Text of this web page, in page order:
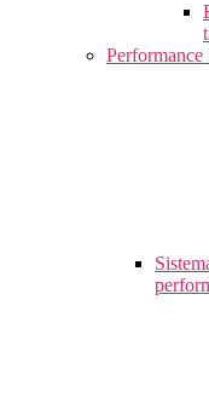
Performance